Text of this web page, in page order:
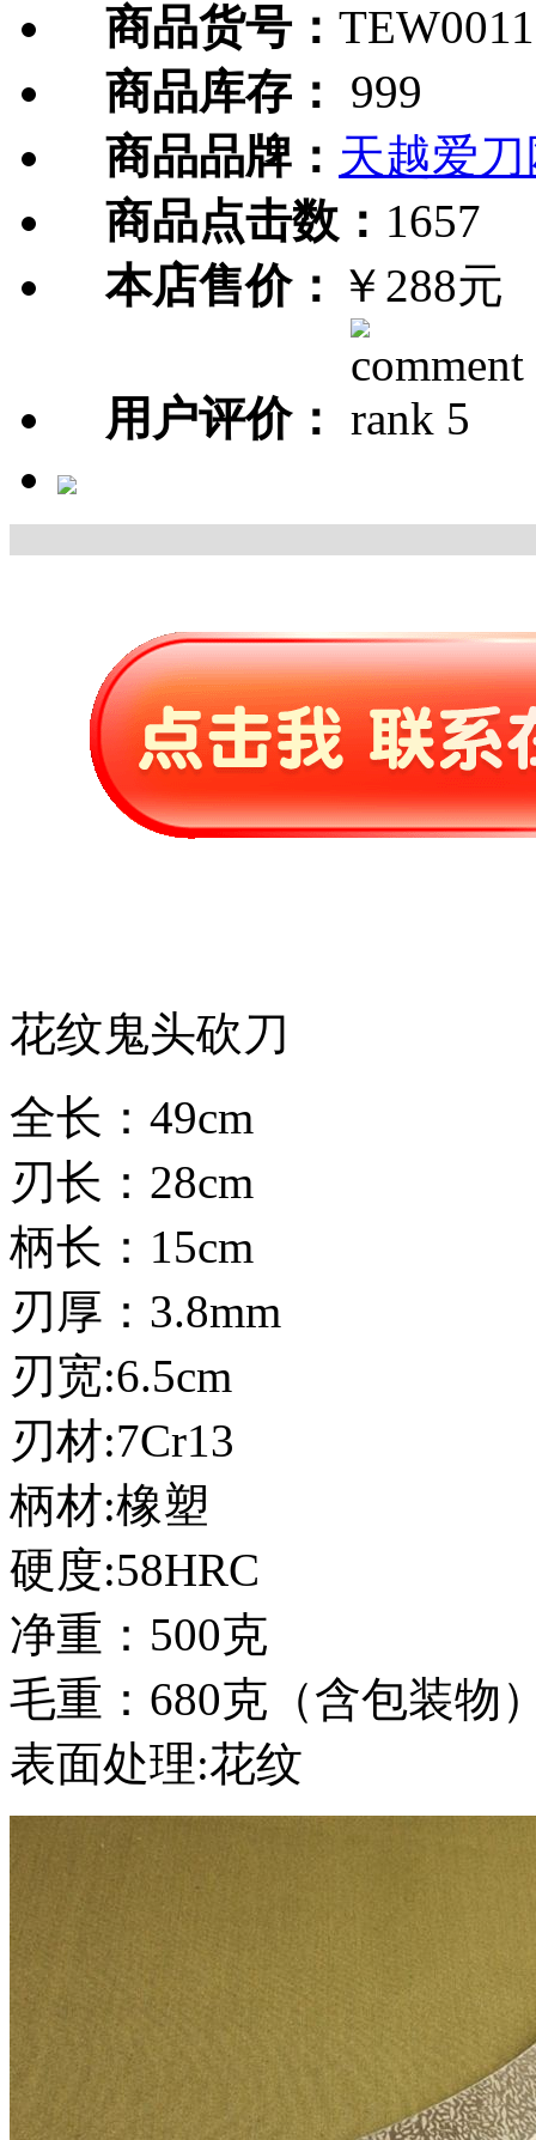
商品货号：
商品库存：
999
商品品牌： 天越爱
商品点击数： 1657
本店售价： ￥288元
用户评价：
花纹鬼头砍刀
全长：49cm
刃长：28cm
柄长：15cm
刃厚：3.8mm
刃宽:6.5cm
刃材:7Cr13
柄材:橡塑
硬度:58HRC
净重：500克
毛重：680克（含包装物
表面处理:花纹